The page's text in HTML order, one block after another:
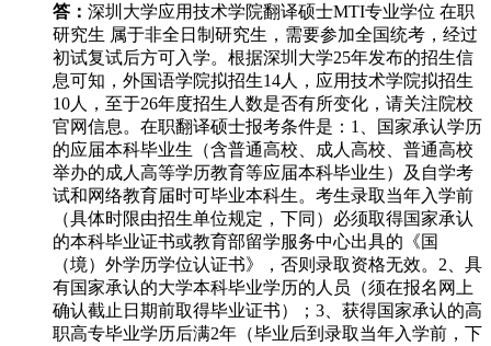
答： 深圳大学应用技术学院翻译硕士MTI专业学位 在职
研究生 属于非全日制研究生，需要参加全国统考，经过
初试复试后方可入学。根据深圳大学25年发布的招生信
息可知，外国语学院拟招生14人，应用技术学院拟招生
10人，至于26年度招生人数是否有所变化，请关注院校
官网信息。在职翻译硕士报考条件是：1、国家承认学历
的应届本科毕业生（含普通高校、成人高校、普通高校
举办的成人高等学历教育等应届本科毕业生）及自学考
试和网络教育届时可毕业本科生。考生录取当年入学前
（具体时限由招生单位规定，下同）必须取得国家承认
的本科毕业证书或教育部留学服务中心出具的《国
（境）外学历学位认证书》，否则录取资格无效。2、具
有国家承认的大学本科毕业学历的人员（须在报名网上
确认截止日期前取得毕业证书）；3、获得国家承认的高
职高专毕业学历后满2年（毕业后到录取当年入学前，下